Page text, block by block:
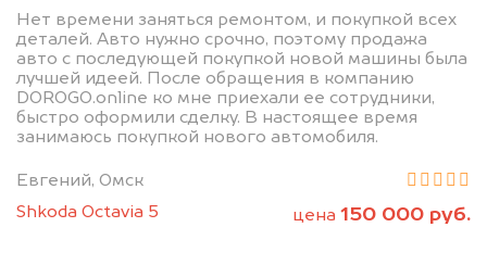
Нет времени заняться ремонтом, и покупкой всех
деталей. Авто нужно срочно, поэтому продажа
авто с последующей покупкой новой машины была
лучшей идеей. После обращения в компанию
DOROGO.online ко мне приехали ее сотрудники,
быстро оформили сделку. В настоящее время
занимаюсь покупкой нового автомобиля.
Евгений, Омск
Shkoda Octavia 5
цена 150 000 руб.